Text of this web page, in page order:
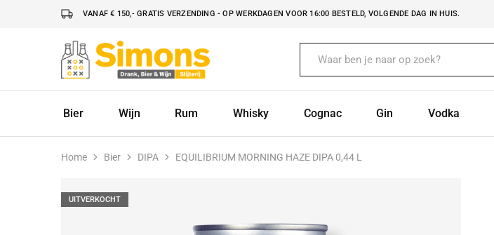
VANAF € 150,- GRATIS VERZENDING - OP WERKDAGEN VOOR 16:00 BESTELD, VOLGENDE DAG IN HUIS.
Simonsdrank.nl
Drank,
Bier
Bier
Wijn Rum Whisky Cognac Gin Vodka
Home Bier DIPA EQUILIBRIUM MORNING HAZE DIPA 0,44 L
UITVERKOCHT